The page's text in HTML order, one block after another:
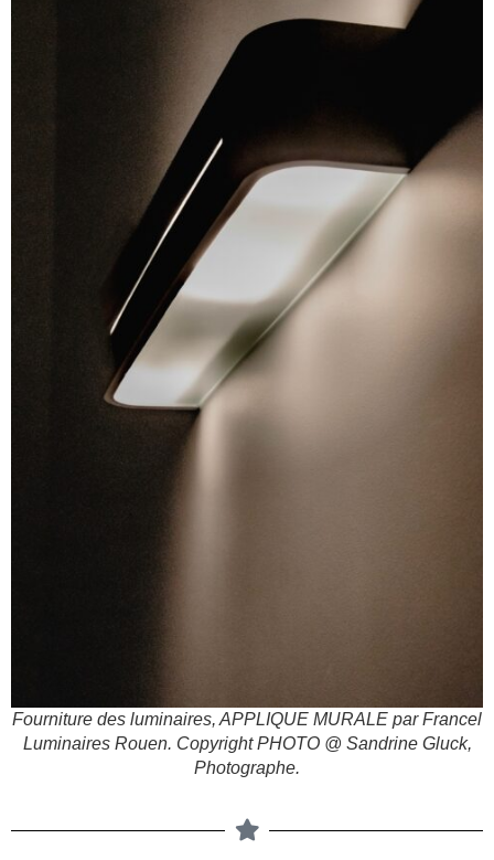
Fourniture des luminaires, APPLIQUE MURALE par Francel
Luminaires Rouen. Copyright PHOTO @ Sandrine Gluck,
Photographe.